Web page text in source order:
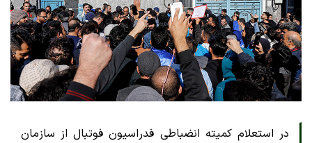
در استعلام کمیته انضباطی فدراسیون فوتبال از سازمان